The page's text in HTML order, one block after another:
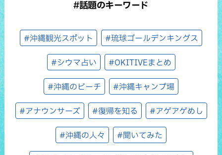
#話題のキーワード
#沖縄観光スポット #琉球ゴールデンキングス
#シウマ占い #OKITIVEまとめ
#沖縄のビーチ #沖縄キャンプ場
#アナウンサーズ #復帰を知る #アゲアゲめし
#沖縄の人々 #聞いてみた